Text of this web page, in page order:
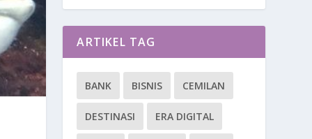
ARTIKEL TAG
BANK BISNIS CEMILAN
DESTINASI ERA DIGITAL